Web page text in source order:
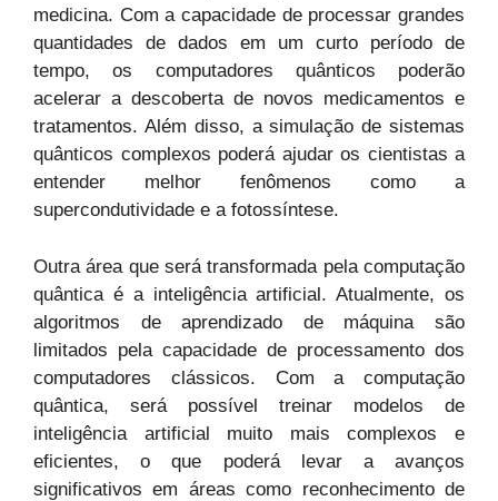
medicina. Com a capacidade de processar grandes
quantidades de dados em um curto período de
tempo, os computadores quânticos poderão
acelerar a descoberta de novos medicamentos e
tratamentos. Além disso, a simulação de sistemas
quânticos complexos poderá ajudar os cientistas a
entender melhor fenômenos como a
supercondutividade e a fotossíntese.
Outra área que será transformada pela computação
quântica é a inteligência artificial. Atualmente, os
algoritmos de aprendizado de máquina são
limitados pela capacidade de processamento dos
computadores clássicos. Com a computação
quântica, será possível treinar modelos de
inteligência artificial muito mais complexos e
eficientes, o que poderá levar a avanços
significativos em áreas como reconhecimento de